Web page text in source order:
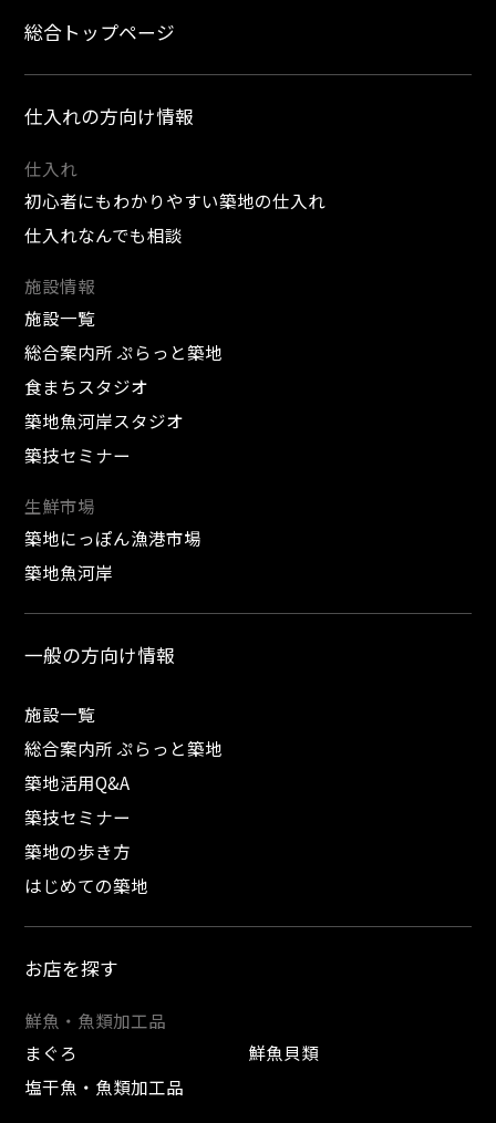
総合トップページ
仕入れの方向け情報
仕入れ
初心者にもわかりやすい築地の仕入れ
仕入れなんでも相談
施設情報
施設一覧
総合案内所 ぷらっと築地
食まちスタジオ
築地魚河岸スタジオ
築技セミナー
生鮮市場
築地にっぽん漁港市場
築地魚河岸
一般の方向け情報
施設一覧
総合案内所 ぷらっと築地
築地活用Q&A
築技セミナー
築地の歩き方
はじめての築地
お店を探す
鮮魚・魚類加工品
まぐろ
鮮魚貝類
塩干魚・魚類加工品